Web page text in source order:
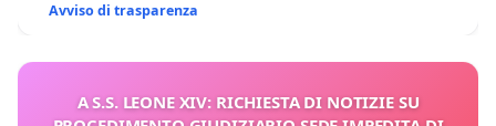
Avviso di trasparenza
A S.S. LEONE XIV: RICHIESTA DI NOTIZIE SU